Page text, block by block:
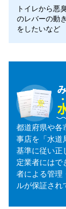
トイレから悪
のレバーの動
をしたいなど
都道府県や各
事店を「水道
基準に従い正
定業者にはで
者による管理
ルが保証され